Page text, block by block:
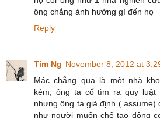
ông chẳng ảnh hưởng gì đến họ
Reply
Tim Ng November 8, 2012 at
Mác chẳng qua là một nhà
kém, ông ta cố tìm ra quy luật
nhưng ông ta giả định ( assume)
như người muốn chế tạo động